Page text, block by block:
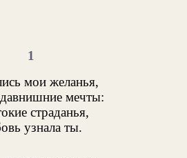
1
мои желанья,
мечты:
страданья,
узнала ты.